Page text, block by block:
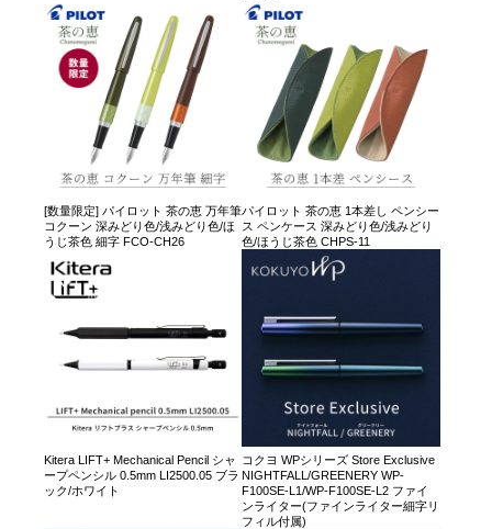
[数量限定] パイロット 茶の恵 万年筆
コクーン 深みどり色/浅みどり色/ほ
うじ茶色 細字 FCO-CH26
パイロット 茶の恵 1本差し ペンシー
ス ペンケース 深みどり色/浅みどり
色/ほうじ茶色 CHPS-11
Kitera LIFT+ Mechanical Pencil シャ
ープペンシル 0.5mm LI2500.05 ブラ
ック/ホワイト
コクヨ WPシリーズ Store Exclusive
NIGHTFALL/GREENERY WP-
F100SE-L1/WP-F100SE-L2 ファイ
ンライター(ファインライター細字リ
フィル付属)